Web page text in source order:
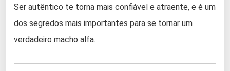
Ser autêntico te torna mais confiável e atraente, e é um
dos segredos mais importantes para se tornar um
verdadeiro macho alfa.